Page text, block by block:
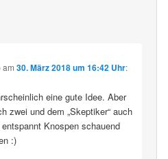
am 30. März 2018 um 16:42 Uhr:
eine gute Idee. Aber
zwei und dem „Skeptiker“ auch
Knospen schauend
:)